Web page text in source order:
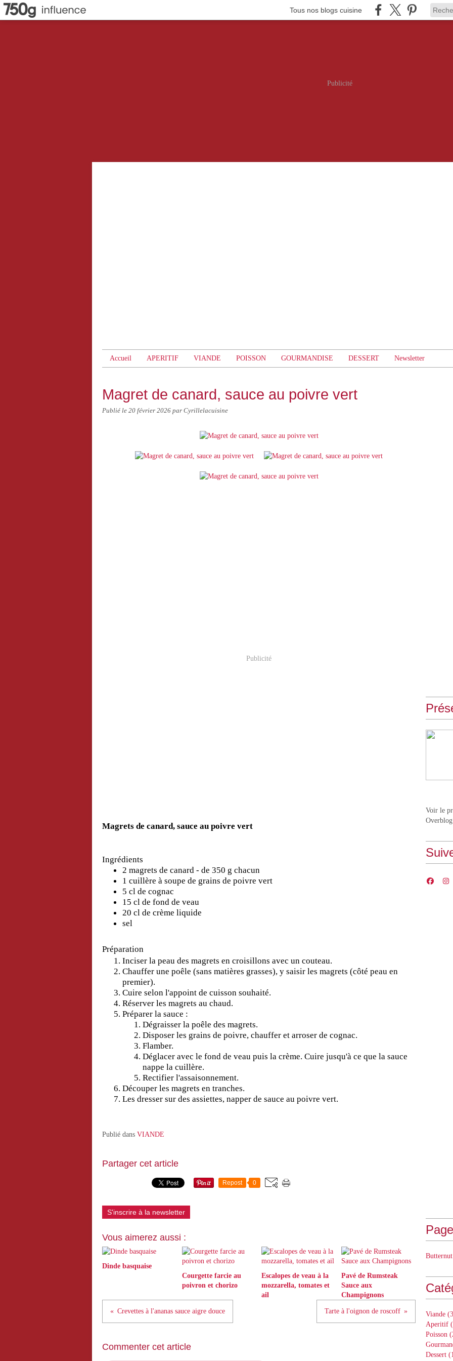
Tous nos blogs cuisine
Publicité
Accueil APERITIF VIANDE POISSON GOURMANDISE DESSERT Newsletter
Magret de canard, sauce au poivre vert
Publié le 20 février 2026 par Cyrillelacuisine
Publicité
Magrets de canard, sauce au poivre vert
Ingrédients
2 magrets de canard - de 350 g chacun
1 cuillère à soupe de grains de poivre vert
5 cl de cognac
15 cl de fond de veau
20 cl de crème liquide
sel
Préparation
Inciser la peau des magrets en croisillons avec un couteau.
Chauffer une poêle (sans matières grasses), y saisir les magrets (côté peau en
premier).
Cuire selon l'appoint de cuisson souhaité.
Réserver les magrets au chaud.
Préparer la sauce :
Dégraisser la poêle des magrets.
Disposer les grains de poivre, chauffer et arroser de cognac.
Flamber.
Déglacer avec le fond de veau puis la crème. Cuire jusqu'à ce que la sauce
nappe la cuillère.
Rectifier l'assaisonnement.
Découper les magrets en tranches.
Les dresser sur des assiettes, napper de sauce au poivre vert.
Publié dans VIANDE
Partager cet article
Repost 0
S'inscrire à la newsletter
Vous aimerez aussi :
Dinde basquaise
Courgette farcie au
poivron et chorizo
Escalopes de veau à la
mozzarella, tomates et
ail
Pavé de Rumsteak
Sauce aux
Champignons
Crevettes à l'ananas sauce aigre douce Tarte à l'oignon de roscoff
Commenter cet article
Voir le
Overblog
Viande
Aperitif
Poisson
Dessert